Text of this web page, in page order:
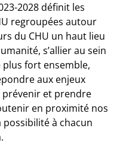
2028 définit les
regroupées autour
du CHU un haut lieu
s’allier au sein
fort ensemble,
aux enjeux
prévenir et prendre
en proximité nos
à chacun